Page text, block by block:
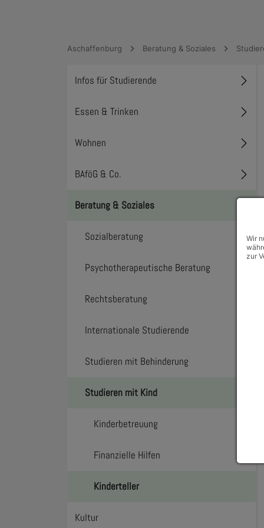
Aschaffenburg Beratung & Soziales
Infos für Studierende
Toggle
Essen & Trinken
Wohnen
BAföG & Co.
Toggle
Beratung & Soziales
Sozialberatung
Psychotherapeutische Beratung
Rechtsberatung
Internationale Studierende
Studieren mit Behinderung
Studieren mit Kind
Kinderbetreuung
Finanzielle Hilfen
Kinderteller
Kultur
Wir
zur